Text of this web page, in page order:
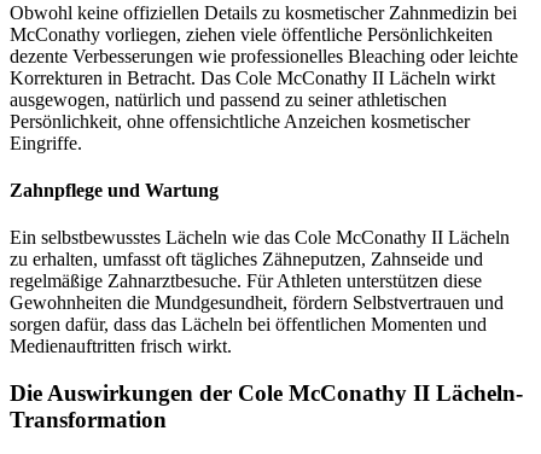
Obwohl keine offiziellen Details zu kosmetischer Zahnmedizin bei
McConathy vorliegen, ziehen viele öffentliche Persönlichkeiten
dezente Verbesserungen wie professionelles Bleaching oder leichte
Korrekturen in Betracht. Das Cole McConathy II Lächeln wirkt
ausgewogen, natürlich und passend zu seiner athletischen
Persönlichkeit, ohne offensichtliche Anzeichen kosmetischer
Eingriffe.
Zahnpflege und Wartung
Ein selbstbewusstes Lächeln wie das Cole McConathy II Lächeln
zu erhalten, umfasst oft tägliches Zähneputzen, Zahnseide und
regelmäßige Zahnarztbesuche. Für Athleten unterstützen diese
Gewohnheiten die Mundgesundheit, fördern Selbstvertrauen und
sorgen dafür, dass das Lächeln bei öffentlichen Momenten und
Medienauftritten frisch wirkt.
Die Auswirkungen der Cole McConathy II Lächeln-
Transformation